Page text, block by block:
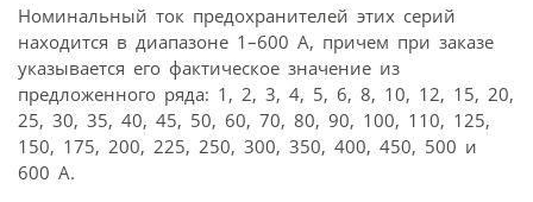
Номинальный ток предохранителей этих серий
находится в диапазоне 1–600 А, причем при заказе
указывается его фактическое значение из
предложенного ряда: 1, 2, 3, 4, 5, 6, 8, 10, 12, 15, 20,
25, 30, 35, 40, 45, 50, 60, 70, 80, 90, 100, 110, 125,
150, 175, 200, 225, 250, 300, 350, 400, 450, 500 и
600 А.